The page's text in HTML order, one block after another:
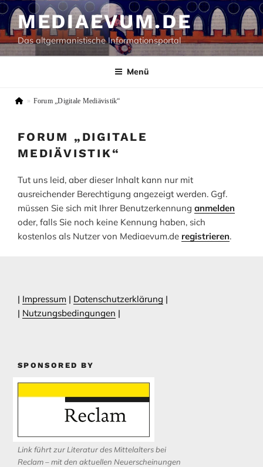
Zum
Inhalt
springen
MEDIAEVUM.DE
Das altgermanistische Informationsportal
Menü
» Forum „Digitale Mediävistik“
FORUM „DIGITALE
MEDIÄVISTIK“
Tut uns leid, aber dieser Inhalt kann nur mit
ausreichender Berechtigung angezeigt werden. Ggf.
müssen Sie sich mit Ihrer Benutzerkennung anmelden
oder, falls Sie noch keine Kennung haben, sich
kostenlos als Nutzer von Mediaevum.de registrieren.
| Impressum | Datenschutzerklärung |
| Nutzungsbedingungen |
SPONSORED BY
Link führt zur Literatur des Mittelalters bei
Reclam – mit den aktuellen Neuerscheinungen